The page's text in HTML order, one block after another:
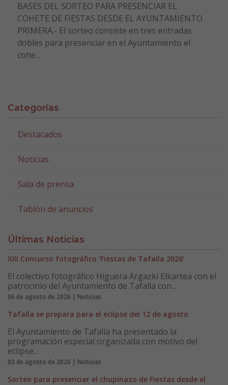
BASES DEL SORTEO PARA PRESENCIAR EL
COHETE DE FIESTAS DESDE EL AYUNTAMIENTO
PRIMERA.- El sorteo consiste en tres entradas
dobles para presenciar en el Ayuntamiento el
cohe...
Categorías
Destacados
Noticias
Sala de prensa
Tablón de anuncios
Últimas Noticias
XIII Concurso fotográfico ‘Fiestas de Tafalla 2026’
El colectivo fotográfico Higuera Argazki Elkartea con el
patrocinio del Ayuntamiento de Tafalla con...
06 de agosto de 2026 | Noticias
Tafalla se prepara para el eclipse del 12 de agosto
El Ayuntamiento de Tafalla ha presentado la
programación especial organizada con motivo del
eclipse...
03 de agosto de 2026 | Noticias
Sorteo para presenciar el chupinazo de Fiestas desde el